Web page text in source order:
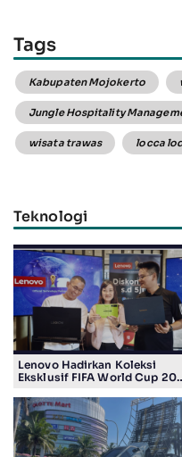
Tags
Kabupaten Mojokerto
Jungle Hospitality
wisata trawas locca
Teknologi
Lenovo Hadirkan Koleksi
Eksklusif FIFA World Cup
Penggemar Teknologi dan
Sepak Bola